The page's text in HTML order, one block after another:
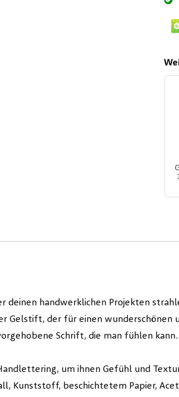
deinen handwerklichen Projekten
Gelstift, der für einen
Schrift, die man fühlen kann.
um ihnen Gefühl und
Kunststoff, beschichtetem Papier,